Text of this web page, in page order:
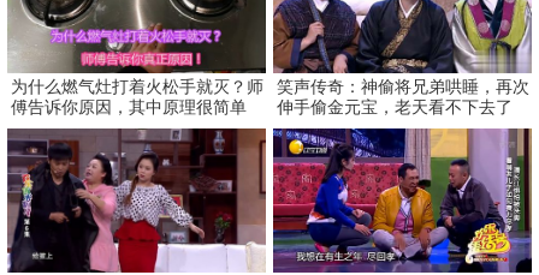
为什么燃气灶打着火松手就灭？师
傅告诉你原因，其中原理很简单
笑声传奇：神偷将兄弟哄睡，再次
伸手偷金元宝，老天看不下去了